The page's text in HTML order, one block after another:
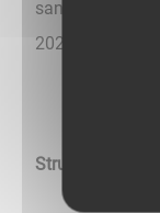
sanitaires et
2025.
Structures